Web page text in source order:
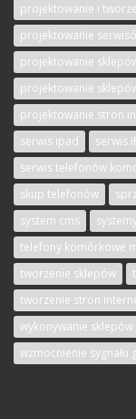
projektowanie i
projektowanie
projektowanie
projektowanie
projektowanie stron
serwis ipad
serwis
serwis telefonów
skup telefonów
system cms
telefony komórkowe
tworzenie sklepów
tworzenie stron
wykonywanie
wzmocnienie sygnału